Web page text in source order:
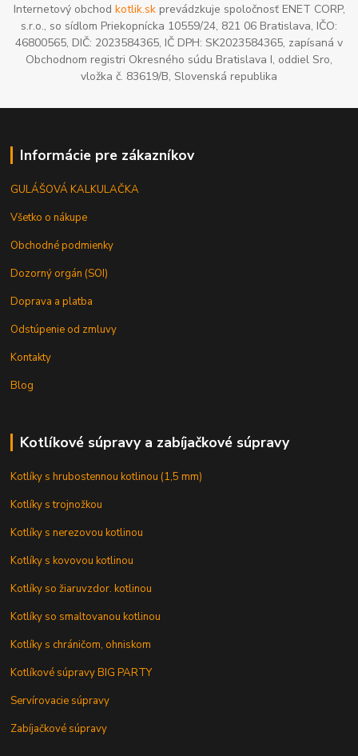
Internetový obchod kotlik.skprevádzkuje spoločnosť ENET CORP,
s.r.o., so sídlom Priekopnícka 10559/24, 821 06 Bratislava, IČO:
46800565, DIČ: 2023584365, IČ DPH: SK2023584365, zapísaná v
Obchodnom registri Okresného súdu Bratislava I, oddiel Sro,
vložka č. 83619/B, Slovenská republika
Informácie pre zákazníkov
GULÁŠOVÁ KALKULAČKA
Všetko o nákupe
Obchodné podmienky
Dozorný orgán (SOI)
Doprava a platba
Odstúpenie od zmluvy
Kontakty
Blog
Kotlíkové súpravy a zabíjačkové súpravy
Kotlíky s hrubostennou kotlinou (1,5 mm)
Kotlíky s trojnožkou
Kotlíky s nerezovou kotlinou
Kotlíky s kovovou kotlinou
Kotlíky so žiaruvzdor. kotlinou
Kotlíky so smaltovanou kotlinou
Kotlíky s chráničom, ohniskom
Kotlíkové súpravy BIG PARTY
Servírovacie súpravy
Zabíjačkové súpravy